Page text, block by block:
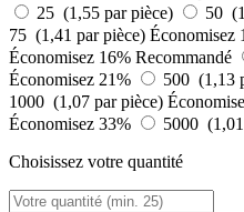
25 (1,55 par pièce)
50
75 (1,41 par pièce) Économisez
Économisez 16% Recommandé
Économisez 21%
500 (1,13
1000 (1,07 par pièce)
Économisez 33%
5000
Choisissez votre quantité